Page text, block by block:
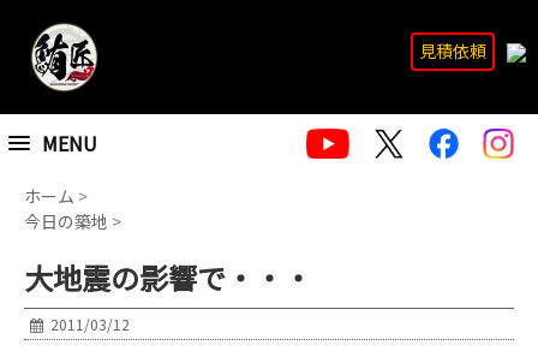
MENU
見積依頼
ホーム >
今日の築地 >
大地震の影響で・・・
2011/03/12